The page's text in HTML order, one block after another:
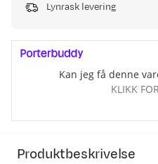
Lynrask levering
Kan jeg få denne
KLIKK
Produktbeskrivelse